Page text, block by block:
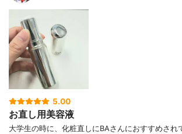
5.00
お直し用美容液
大学生の時に、化粧直しにBAさんにおすすめされ